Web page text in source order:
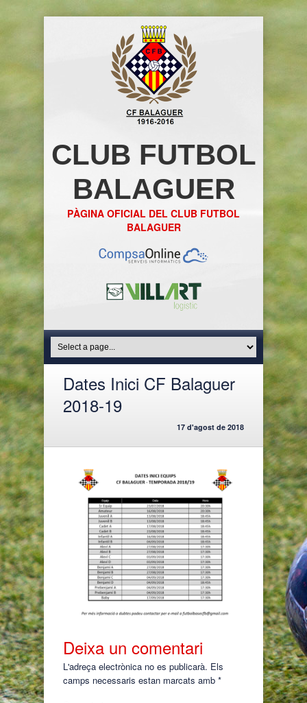
CLUB FUTBOL
BALAGUER
PÀGINA OFICIAL DEL CLUB FUTBOL
BALAGUER
Dates Inici CF Balaguer
2018-19
17 d'agost de 2018
Deixa un comentari
L'adreça electrònica no es publicarà. Els
camps necessaris estan marcats amb *